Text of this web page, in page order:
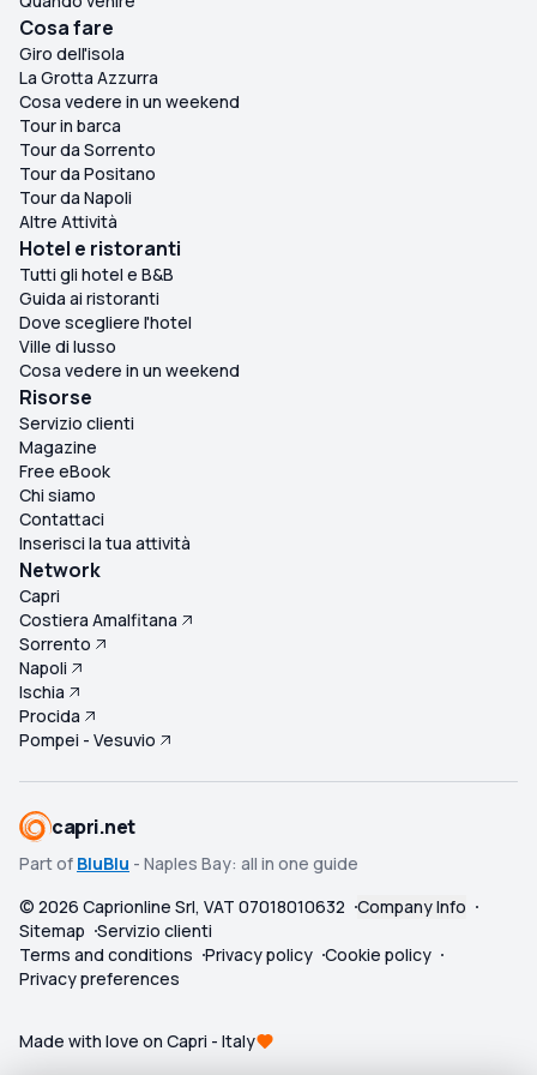
Cosa fare
Giro dell'isola
La Grotta Azzurra
Cosa vedere in un weekend
Tour in barca
Tour da Sorrento
Tour da Positano
Tour da Napoli
Altre Attività
Hotel e ristoranti
Tutti gli hotel e B&B
Guida ai ristoranti
Dove scegliere l'hotel
Ville di lusso
Cosa vedere in un weekend
Risorse
Servizio clienti
Magazine
Free eBook
Chi siamo
Contattaci
Inserisci la tua attività
Network
Capri
Costiera Amalfitana
Sorrento
Napoli
Ischia
Procida
Pompei - Vesuvio
capri.net
Part of BluBlu - Naples Bay: all in one guide
© 2026 Caprionline Srl, VAT 07018010632 Company Info
Sitemap Servizio clienti
Terms and conditions Privacy policy Cookie policy
Privacy preferences
Made with love on Capri - Italy